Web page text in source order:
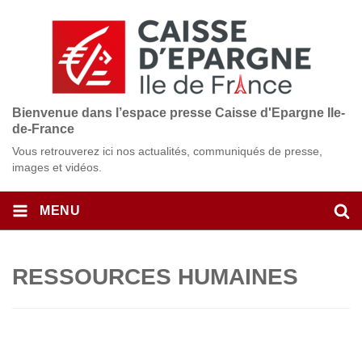
Bienvenue dans l’espace presse Caisse d'Epargne Ile-
de-France
Vous retrouverez ici nos actualités, communiqués de presse,
images et vidéos.
MENU
RESSOURCES HUMAINES